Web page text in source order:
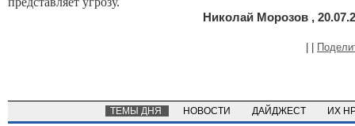
Николай Морозов ,
ТЕМЫ ДНЯ НОВОСТИ ДАЙДЖЕСТ ИХ